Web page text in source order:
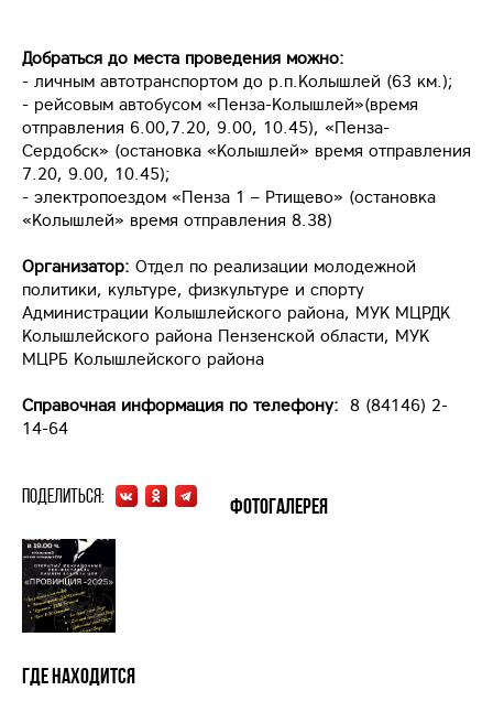
Добраться до места проведения можно:
- личным автотранспортом до р.п.Колышлей (63 км.);
- рейсовым автобусом «Пенза-Колышлей»(время
отправления 6.00,7.20, 9.00, 10.45), «Пенза-
Сердобск» (остановка «Колышлей» время отправления
7.20, 9.00, 10.45);
- электропоездом «Пенза 1 – Ртищево» (остановка
«Колышлей» время отправления 8.38)
Организатор: Отдел по реализации молодежной
политики, культуре, физкультуре и спорту
Администрации Колышлейского района, МУК МЦРДК
Колышлейского района Пензенской области, МУК
МЦРБ Колышлейского района
Справочная информация по телефону: 8 (84146) 2-
14-64
Поделиться: Фотогалерея
Где находится